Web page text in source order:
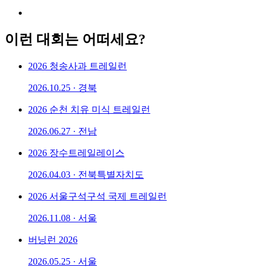
이런 대회는 어떠세요?
2026 청송사과 트레일런
2026.10.25 · 경북
2026 순천 치유 미식 트레일런
2026.06.27 · 전남
2026 장수트레일레이스
2026.04.03 · 전북특별자치도
2026 서울구석구석 국제 트레일런
2026.11.08 · 서울
버닝런 2026
2026.05.25 · 서울